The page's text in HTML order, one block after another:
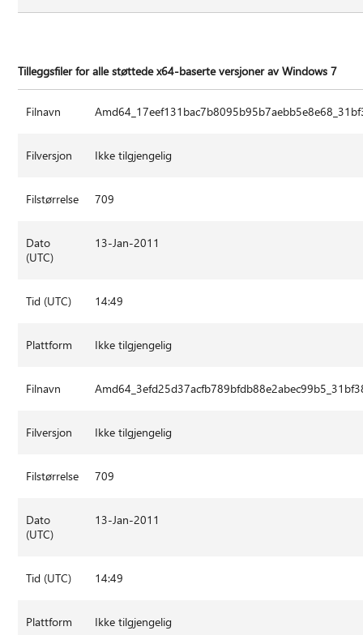
Tilleggsfiler for alle støttede x64-baserte versjoner av Windows 7
Filnavn
Filversjon Ikke tilgjengelig
Filstørrelse 709
Dato
(UTC)
13-Jan-2011
Tid (UTC) 14:49
Plattform Ikke tilgjengelig
Filnavn
Filversjon Ikke tilgjengelig
Filstørrelse 709
Dato
(UTC)
13-Jan-2011
Tid (UTC) 14:49
Plattform Ikke tilgjengelig